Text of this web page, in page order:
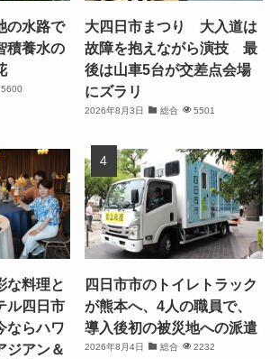
の水路で
養水の
5600
大四日市まつり 大入道は
故障を抱えながら演技 最
後は山車5台が交差点会場
にズラリ
2026年8月3日 総合 5501
な料理と
ル四日市
ならハワ
ジアン＆
四日市市のトイレトラック
が熊本へ、4人の職員で、
導入後初の被災地への派遣
2026年8月4日 総合 2232